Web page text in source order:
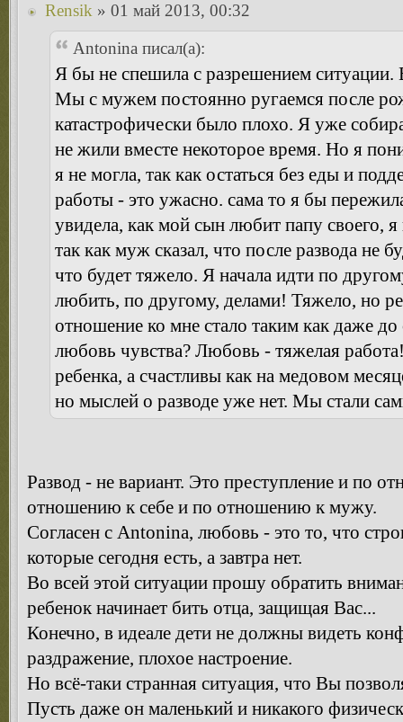
Rensik » 01 май 2013, 00:32
Antonina писал(а):
Я бы не спешила с разрешением
Мы с мужем постоянно ругаемся после
катастрофически было плохо. Я уже
не жили вместе некоторое время. Но я
я не могла, так как остаться без еды и
работы - это ужасно. сама то я бы
увидела, как мой сын любит папу своего,
так как муж сказал, что после развода не
что будет тяжело. Я начала идти по
любить, по другому, делами! Тяжело, но
отношение ко мне стало таким как даже
любовь чувства? Любовь - тяжелая
ребенка, а счастливы как на медовом
но мыслей о разводе уже нет. Мы стали
Развод - не вариант. Это преступление и по
отношению к себе и по отношению к мужу.
Согласен с Antonina, любовь - это то, что
которые сегодня есть, а завтра нет.
Во всей этой ситуации прошу обратить
ребенок начинает бить отца, защищая Вас...
Конечно, в идеале дети не должны видеть
раздражение, плохое настроение.
Но всё-таки странная ситуация, что Вы
Пусть даже он маленький и никакого